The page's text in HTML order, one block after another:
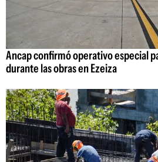
Ancap confirmó operativo especial
durante las obras en Ezeiza